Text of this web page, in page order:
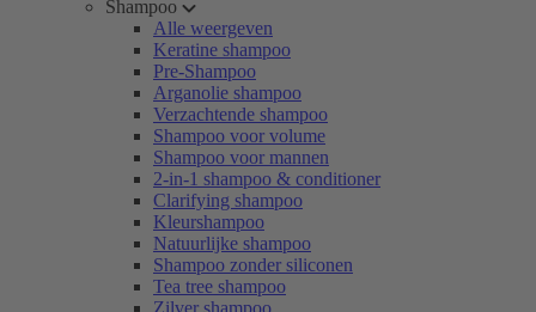
Shampoo
Alle weergeven
Keratine shampoo
Pre-Shampoo
Arganolie shampoo
Verzachtende shampoo
Shampoo voor volume
Shampoo voor mannen
2-in-1 shampoo & conditioner
Clarifying shampoo
Kleurshampoo
Natuurlijke shampoo
Shampoo zonder siliconen
Tea tree shampoo
Zilver shampoo